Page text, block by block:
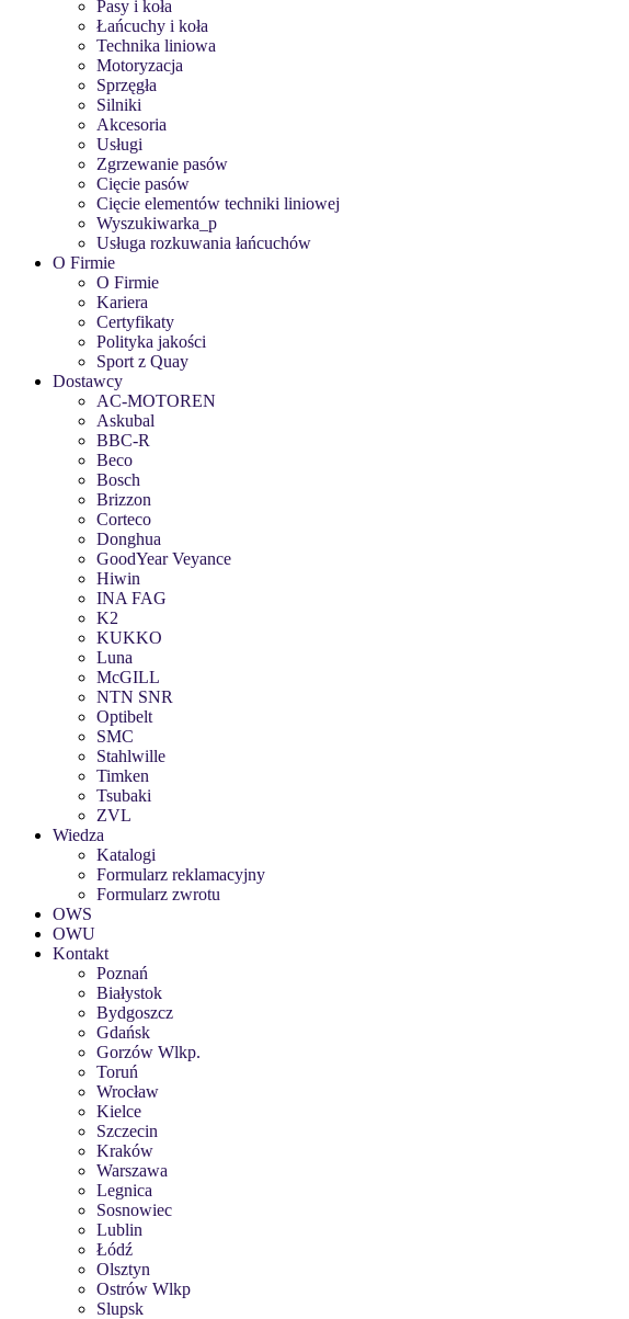
Pasy i koła
Łańcuchy i koła
Technika liniowa
Motoryzacja
Sprzęgła
Silniki
Akcesoria
Usługi
Zgrzewanie pasów
Cięcie pasów
Cięcie elementów techniki liniowej
Wyszukiwarka_p
Usługa rozkuwania łańcuchów
O Firmie
O Firmie
Kariera
Certyfikaty
Polityka jakości
Sport z Quay
Dostawcy
AC-MOTOREN
Askubal
BBC-R
Beco
Bosch
Brizzon
Corteco
Donghua
GoodYear Veyance
Hiwin
INA FAG
K2
KUKKO
Luna
McGILL
NTN SNR
Optibelt
SMC
Stahlwille
Timken
Tsubaki
ZVL
Wiedza
Katalogi
Formularz reklamacyjny
Formularz zwrotu
OWS
OWU
Kontakt
Poznań
Białystok
Bydgoszcz
Gdańsk
Gorzów Wlkp.
Toruń
Wrocław
Kielce
Szczecin
Kraków
Warszawa
Legnica
Sosnowiec
Lublin
Łódź
Olsztyn
Ostrów Wlkp
Slupsk